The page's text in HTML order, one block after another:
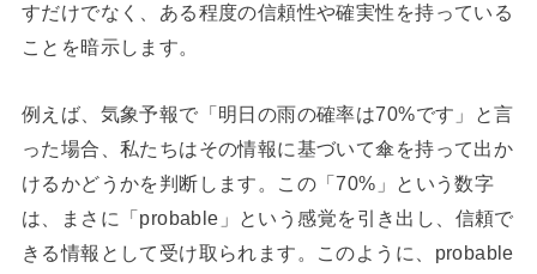
すだけでなく、ある程度の信頼性や確実性を持っている
ことを暗示します。
例えば、気象予報で「明日の雨の確率は70%です」と言
った場合、私たちはその情報に基づいて傘を持って出か
けるかどうかを判断します。この「70%」という数字
は、まさに「probable」という感覚を引き出し、信頼で
きる情報として受け取られます。このように、probable